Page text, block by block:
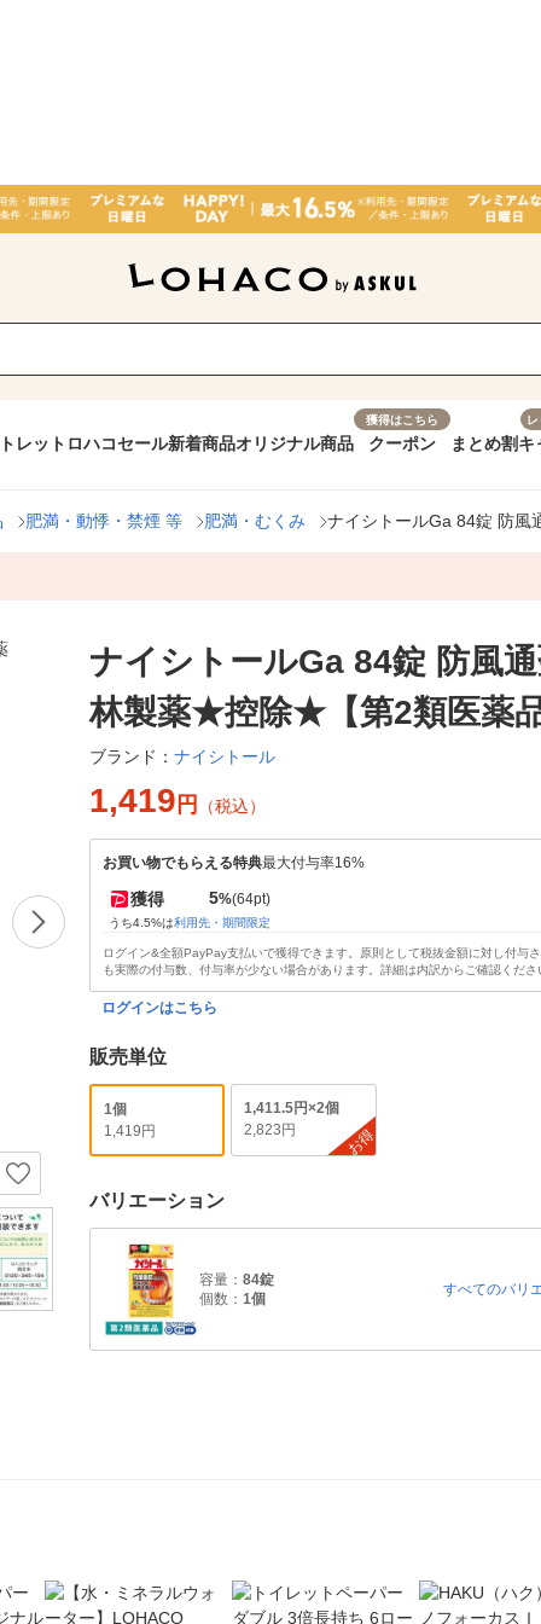
レット ロハコセール新着商品オリジナル商品
獲得はこちら
クーポン まとめ割キ
肥満・動悸・禁煙 等 肥満・むくみ ナイシトールGa 84錠 防
ナイシトールGa 84錠 防風
林製薬★控除★【第2類医薬
ブランド： ナイシトール
1,419 円 （税込）
お買い物でもらえる特典最大付与率16%
獲得 5%(64pt)
うち4.5%は利用先・期間限定
ログイン&全額PayPay支払いで獲得できます。原則として税抜金額に対し付与
も実際の付与数、付与率が少ない場合があります。詳細は内訳からご確認くださ
ログインはこちら
販売単位
1個
1,419円
1,411.5円×2個
2,823円
お得
バリエーション
容量： 84錠
個数： 1個
すべてのバリ